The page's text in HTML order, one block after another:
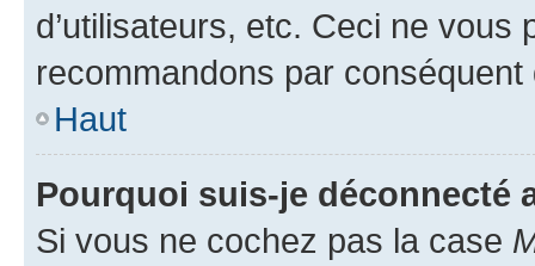
d’utilisateurs, etc. Ceci ne vous
recommandons par conséquent
Haut
Pourquoi suis-je déconnecté
Si vous ne cochez pas la case